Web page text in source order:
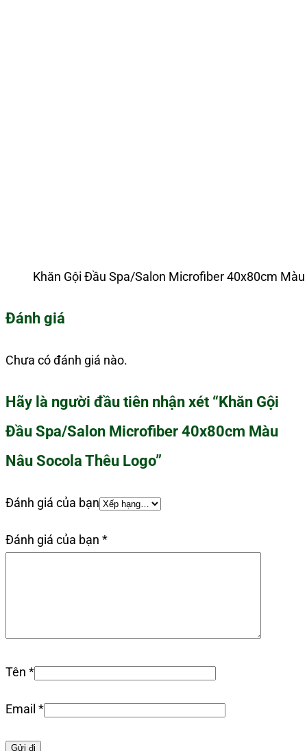
Khăn Gội Đầu Spa/Salon Microfiber 40x80cm
Đánh giá
Chưa có đánh giá nào.
Hãy là người đầu tiên nhận xét “Khăn Gội
Đầu Spa/Salon Microfiber 40x80cm Màu
Nâu Socola Thêu Logo”
Đánh giá của bạn
Đánh giá của bạn *
Tên *
Email *